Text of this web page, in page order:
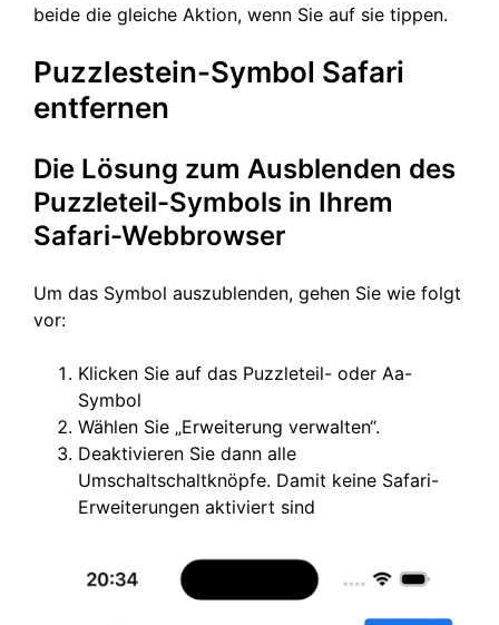
beide die gleiche Aktion, wenn Sie auf sie tippen.
Puzzlestein-Symbol Safari
entfernen
Die Lösung zum Ausblenden des
Puzzleteil-Symbols in Ihrem
Safari-Webbrowser
Um das Symbol auszublenden, gehen Sie wie folgt
vor:
Klicken Sie auf das Puzzleteil- oder Aa-
Symbol
Wählen Sie „Erweiterung verwalten“.
Deaktivieren Sie dann alle
Umschaltschaltknöpfe. Damit keine Safari-
Erweiterungen aktiviert sind